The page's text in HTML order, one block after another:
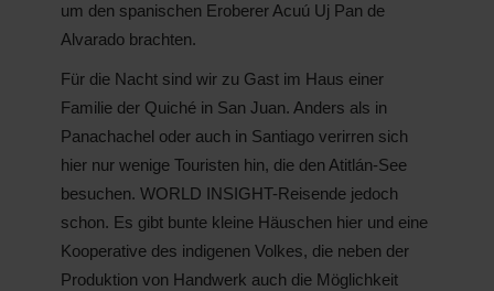
um den spanischen Eroberer Acuú Uj Pan de
Alvarado brachten.
Für die Nacht sind wir zu Gast im Haus einer
Familie der Quiché in San Juan. Anders als in
Panachachel oder auch in Santiago verirren sich
hier nur wenige Touristen hin, die den Atitlán-See
besuchen. WORLD INSIGHT-Reisende jedoch
schon. Es gibt bunte kleine Häuschen hier und eine
Kooperative des indigenen Volkes, die neben der
Produktion von Handwerk auch die Möglichkeit